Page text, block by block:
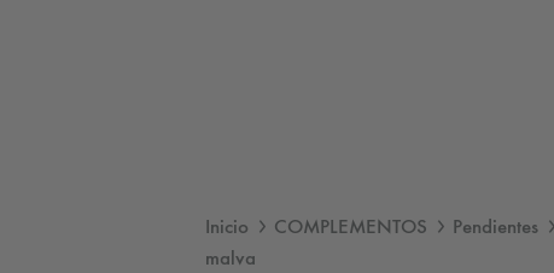
Inicio COMPLEMENTOS Pendientes
malva